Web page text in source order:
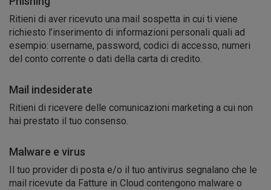
Ritieni di aver ricevuto una mail sospetta in cui ti viene
richiesto l’inserimento di informazioni personali quali ad
esempio: username, password, codici di accesso, numeri
del conto corrente o dati della carta di credito.
Mail indesiderate
Ritieni di ricevere delle comunicazioni marketing a cui non
hai prestato il tuo consenso.
Malware e virus
Il tuo provider di posta e/o il tuo antivirus segnalano che le
mail ricevute da Fatture in Cloud contengono malware o